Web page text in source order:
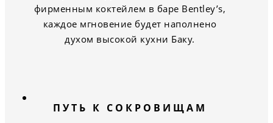
фирменным коктейлем в баре Bentley’s,
каждое мгновение будет наполнено
духом высокой кухни Баку.
ПУТЬ К СОКРОВИЩАМ